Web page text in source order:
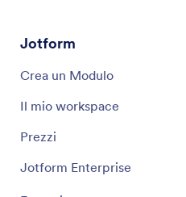
Jotform
Crea un Modulo
Il mio workspace
Prezzi
Jotform Enterprise